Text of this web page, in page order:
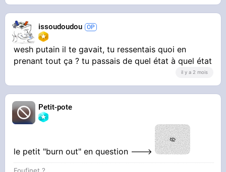
issoudoudou
wesh putain il te gavait, tu ressentais quoi en
prenant tout ça ? tu passais de quel état à quel état
il y a 2 mois
Petit-pote
le petit "burn out" en question --->